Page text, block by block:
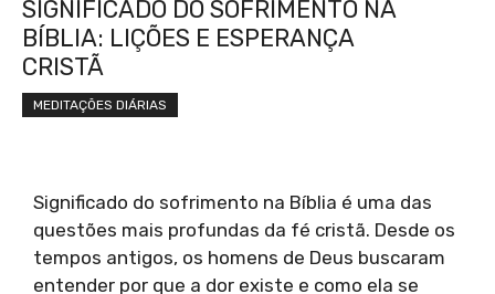
SIGNIFICADO DO SOFRIMENTO NA
BÍBLIA: LIÇÕES E ESPERANÇA
CRISTÃ
MEDITAÇÕES DIÁRIAS
Significado do sofrimento na Bíblia é uma das
questões mais profundas da fé cristã. Desde os
tempos antigos, os homens de Deus buscaram
entender por que a dor existe e como ela se